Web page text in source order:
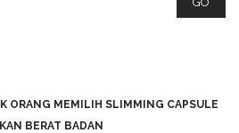
ORANG MEMILIH SLIMMING CAPSULE
BERAT BADAN